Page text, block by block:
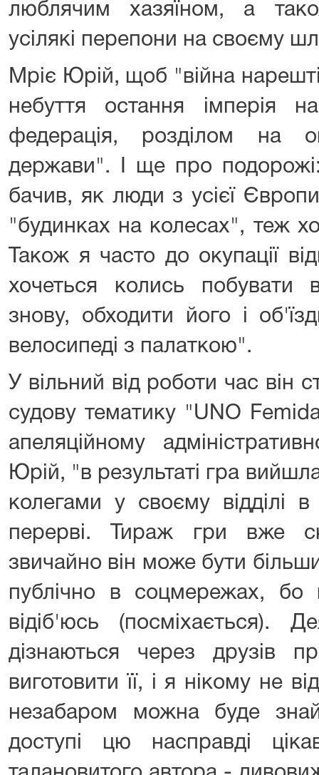
люблячим хазяїном, а
усілякі перепони на своєму
Мріє Юрій, щоб "війна
небуття остання імперія
федерація, розділом на
держави". І ще про подорожі:
бачив, як люди з усієї
"будинках на колесах", теж
Також я часто до окупації
хочеться колись побувати
знову, обходити його і
велосипеді з палаткою".
У вільний від роботи час він
судову тематику "UNO
апеляційному
Юрій, "в результаті гра
колегами у своєму відділі
перерві. Тираж гри вже
звичайно він може бути
публічно в соцмережах, бо
відіб'юсь (посміхається).
дізнаються через друзів
виготовити її, і я нікому не
незабаром можна буде
доступі цю насправді